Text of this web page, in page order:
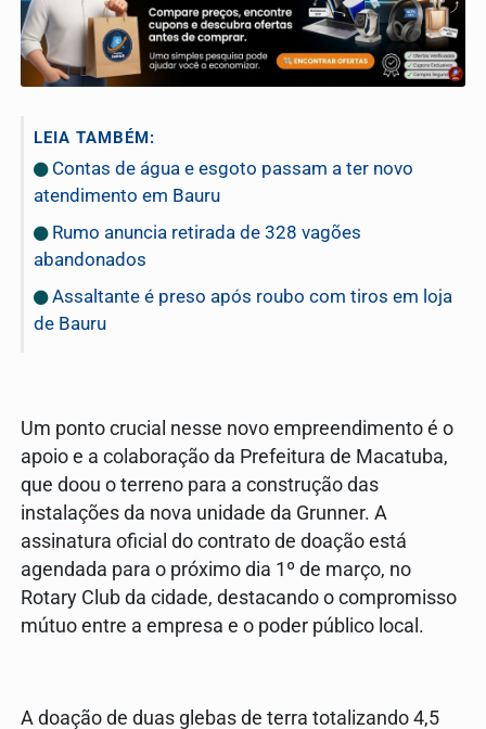
LEIA TAMBÉM:
Contas de água e esgoto passam a ter novo
atendimento em Bauru
Rumo anuncia retirada de 328 vagões
abandonados
Assaltante é preso após roubo com tiros em loja
de Bauru
Um ponto crucial nesse novo empreendimento é o
apoio e a colaboração da Prefeitura de Macatuba,
que doou o terreno para a construção das
instalações da nova unidade da Grunner. A
assinatura oficial do contrato de doação está
agendada para o próximo dia 1º de março, no
Rotary Club da cidade, destacando o compromisso
mútuo entre a empresa e o poder público local.
A doação de duas glebas de terra totalizando 4,5